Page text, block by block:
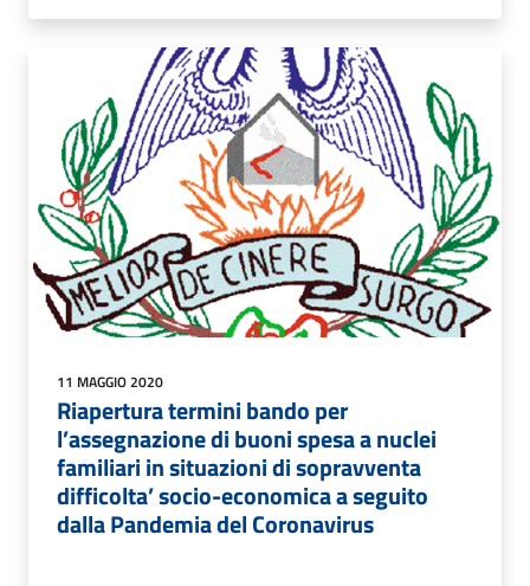
11 MAGGIO 2020
Riapertura termini bando per
l’assegnazione di buoni spesa a nuclei
familiari in situazioni di sopravventa
difficolta’ socio-economica a seguito
dalla Pandemia del Coronavirus